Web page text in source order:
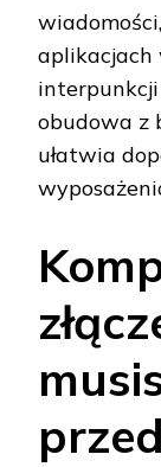
aplikacjach
interpunkcji
obudowa z
ułatwia